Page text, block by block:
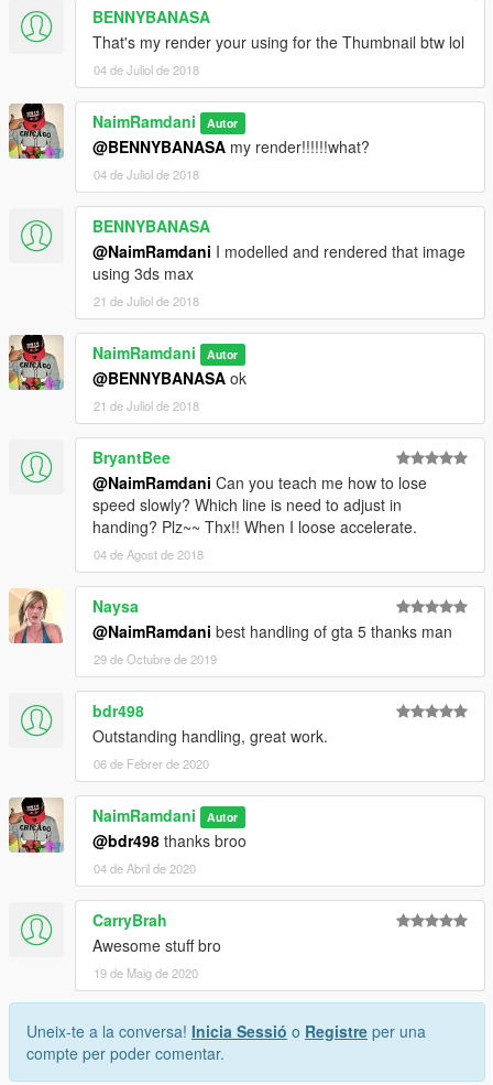
BENNYBANASA
That's my render your using for the Thumbnail btw lol
04 de Juliol de 2018
NaimRamdani Autor
@BENNYBANASA my render!!!!!!what?
04 de Juliol de 2018
BENNYBANASA
@NaimRamdani I modelled and rendered that image
using 3ds max
21 de Juliol de 2018
NaimRamdani Autor
@BENNYBANASA ok
21 de Juliol de 2018
BryantBee
@NaimRamdani Can you teach me how to lose
speed slowly? Which line is need to adjust in
handing? Plz~~ Thx!! When I loose accelerate.
04 de Agost de 2018
Naysa
@NaimRamdani best handling of gta 5 thanks man
29 de Octubre de 2019
bdr498
Outstanding handling, great work.
06 de Febrer de 2020
NaimRamdani Autor
@bdr498 thanks broo
04 de Abril de 2020
CarryBrah
Awesome stuff bro
19 de Maig de 2020
Uneix-te a la conversa! Inicia Sessió o Registre per una
compte per poder comentar.